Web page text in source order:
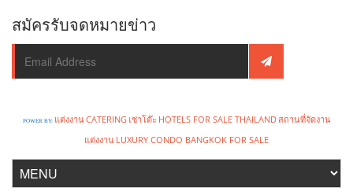
สมัครรับจดหมายข่าว
POWER BY: แต่งงานCATERING เช่าโต๊ะ HOTELS FOR SALE THAILANDสถานที่จัดงาน
แต่งงาน LUXURY CONDO BANGKOK FOR SALE